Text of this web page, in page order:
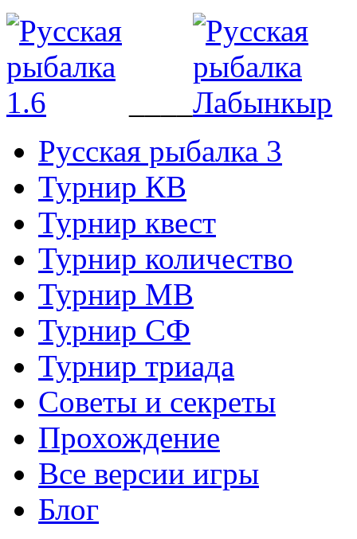
Русская рыбалка 3
Турнир КВ
Турнир квест
Турнир количество
Турнир МВ
Турнир СФ
Турнир триада
Советы и секреты
Прохождение
Все версии игры
Блог